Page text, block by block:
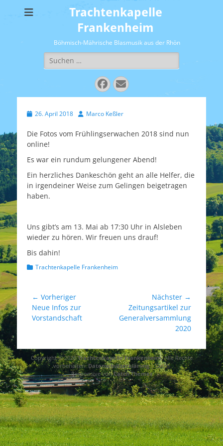
Trachtenkapelle
Frankenheim
Böhmisch-Mährische Blasmusik aus der Rhön
Suchen
nach:
Facebook
E-
Mail
Veröffentlicht
26. April 2018 AutorMarco Keßler
Die Fotos vom Frühlingserwachen 2018 sind nun
online!
Es war ein rundum gelungener Abend!
Ein herzliches Dankeschön geht an alle Helfer, die
in irgendeiner Weise zum Gelingen beigetragen
haben.
Uns gibt’s am 13. Mai ab 17:30 Uhr in Alsleben
wieder zu hören. Wir freuen uns drauf!
Bis dahin!
Kategorien
Trachtenkapelle Frankenheim
Beitragsnavigation
← Vorheriger
Vorheriger
Beitrag:
Neue Infos zur
Vorstandschaft
Nächster →
Nächster
Beitrag:
Zeitungsartikel zur
Generalversammlung
2020
Copyright © 2026Trachtenkapelle Frankenheim. Alle Rechte
vorbehalten.Datenschutzerklärung| Catch
Responsive vonCatch Themes